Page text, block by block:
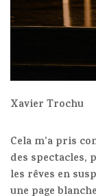
Xavier Trochu
Cela m’a pris
des spectacles,
les rêves en
une page